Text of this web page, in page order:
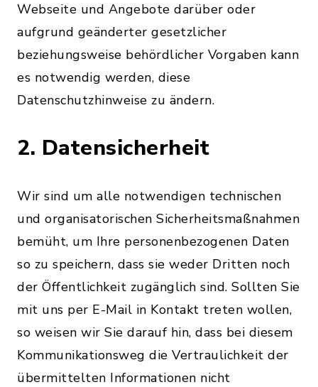
Webseite und Angebote darüber oder
aufgrund geänderter gesetzlicher
beziehungsweise behördlicher Vorgaben kann
es notwendig werden, diese
Datenschutzhinweise zu ändern.
2. Datensicherheit
Wir sind um alle notwendigen technischen
und organisatorischen Sicherheitsmaßnahmen
bemüht, um Ihre personenbezogenen Daten
so zu speichern, dass sie weder Dritten noch
der Öffentlichkeit zugänglich sind. Sollten Sie
mit uns per E-Mail in Kontakt treten wollen,
so weisen wir Sie darauf hin, dass bei diesem
Kommunikationsweg die Vertraulichkeit der
übermittelten Informationen nicht